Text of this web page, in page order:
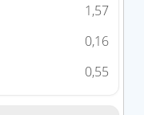
1,57
0,16
0,55